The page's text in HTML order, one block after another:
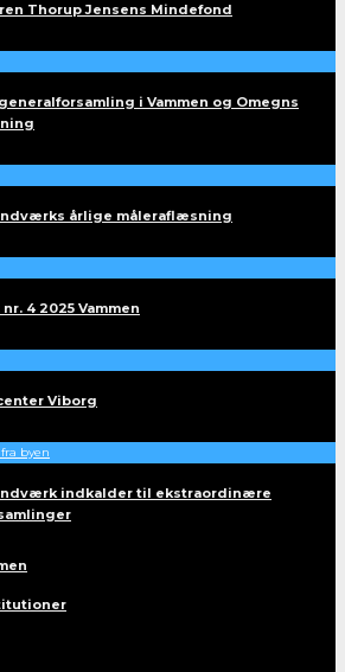
Thorup Jensens Mindefond
i Vammen og Omegns
årlige måleraflæsning
4 2025 Vammen
Viborg
byen
indkalder til ekstraordinære